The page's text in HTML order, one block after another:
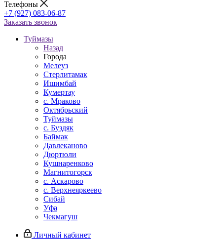
Телефоны
+7 (927) 083-06-87
Заказать звонок
Туймазы
Назад
Города
Мелеуз
Стерлитамак
Ишимбай
Кумертау
c. Мраково
Октябрьский
Туймазы
c. Буздяк
Баймак
Давлеканово
Дюртюли
Кушнаренково
Магнитогорск
с. Аскарово
с. Верхнеяркеево
Сибай
Уфа
Чекмагуш
Личный кабинет